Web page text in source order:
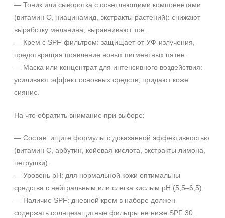
Под макияж
После пилинга
Гладкость
Защита
Защита от УФ-лучей
Веки
Декольте
Лицо
Показать еще
— Тоник или сыворотка с осветляющими компонентами
(витамин C, ниацинамид, экстракты растений): снижают
выработку меланина, выравнивают тон.
— Крем с SPF-фильтром: защищает от УФ-излучения,
предотвращая появление новых пигментных пятен.
— Маска или концентрат для интенсивного воздействия:
усиливают эффект основных средств, придают коже
сияние.
На что обратить внимание при выборе:
— Состав: ищите формулы с доказанной эффективностью
(витамин C, арбутин, койевая кислота, экстракты лимона,
петрушки).
— Уровень pH: для нормальной кожи оптимальны
средства с нейтральным или слегка кислым pH (5,5–6,5).
— Наличие SPF: дневной крем в наборе должен
содержать солнцезащитные фильтры не ниже SPF 30.
+7 (929) 933-09-89